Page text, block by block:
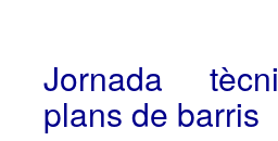
Jornada
plans de barris